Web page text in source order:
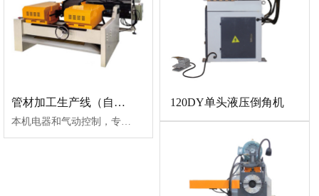
管材加工生产线（自动上料、倒角）
本机电器和气动控制，专业对管料端面、外角及内角做一次自动完成倒角修面工作，快速精···
120DY单头液压倒角机